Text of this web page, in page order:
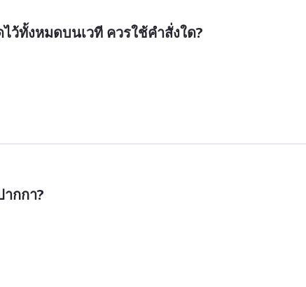
ว้ทั้งหมดบนเวที ควรใช้คำสั่งใด?
กกา?